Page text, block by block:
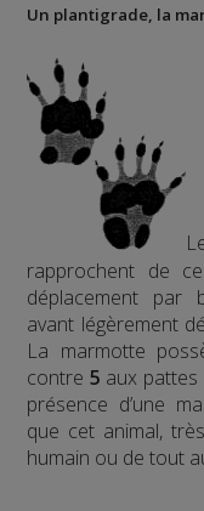
Un plantigrade, la
rapprochent de
déplacement par
avant légèrement
La marmotte
contre 5 aux pattes
présence d’une
que cet animal,
humain ou de tout